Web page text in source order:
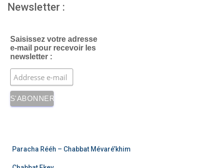
Newsletter :
Saisissez votre adresse
e-mail pour recevoir les
newsletter :
Paracha Rééh – Chabbat Mévaré’khim